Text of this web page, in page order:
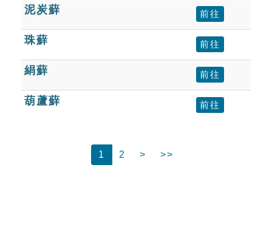
泥炭蘚 前往
珠蘚 前往
絹蘚 前往
葫蘆蘚 前往
1 2 > >>